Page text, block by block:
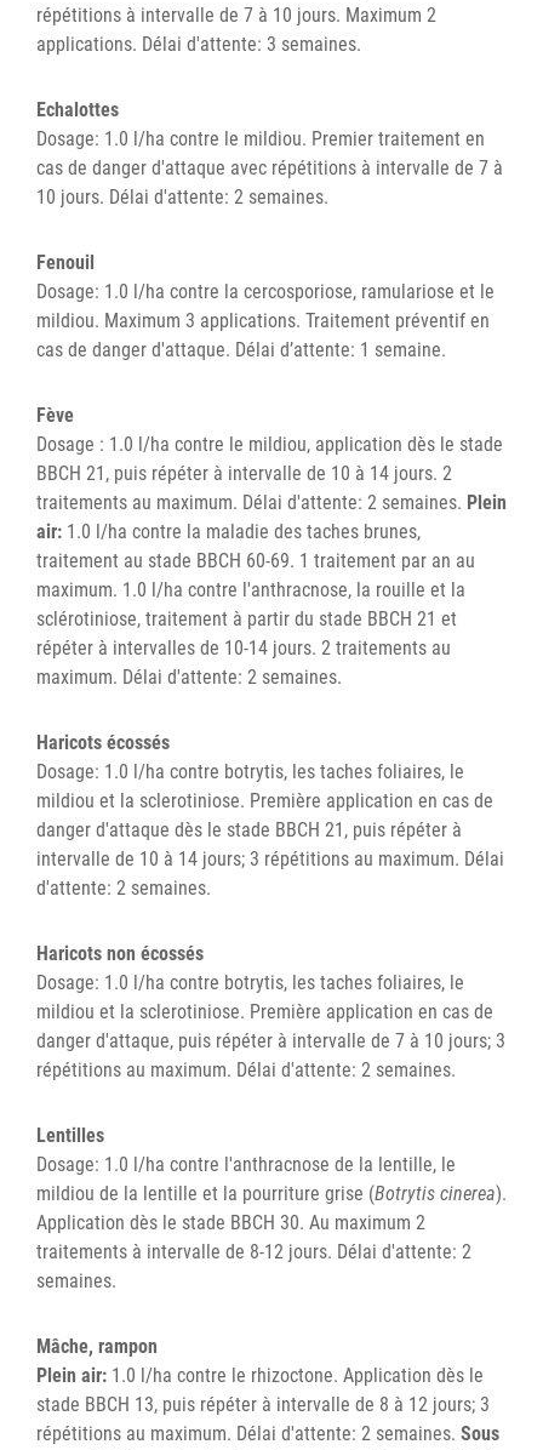
répétitions à intervalle de 7 à 10 jours. Maximum 2
applications. Délai d'attente: 3 semaines.
Echalottes
Dosage: 1.0 l/ha contre le mildiou. Premier traitement en
cas de danger d'attaque avec répétitions à intervalle de 7 à
10 jours. Délai d'attente: 2 semaines.
Fenouil
Dosage: 1.0 l/ha contre la cercosporiose, ramulariose et le
mildiou. Maximum 3 applications. Traitement préventif en
cas de danger d'attaque. Délai d’attente: 1 semaine.
Fève
Dosage : 1.0 l/ha contre le mildiou, application dès le stade
BBCH 21, puis répéter à intervalle de 10 à 14 jours. 2
traitements au maximum. Délai d'attente: 2 semaines. Plein
air: 1.0 l/ha contre la maladie des taches brunes,
traitement au stade BBCH 60-69. 1 traitement par an au
maximum. 1.0 l/ha contre l'anthracnose, la rouille et la
sclérotiniose, traitement à partir du stade BBCH 21 et
répéter à intervalles de 10-14 jours. 2 traitements au
maximum. Délai d'attente: 2 semaines.
Haricots écossés
Dosage: 1.0 l/ha contre botrytis, les taches foliaires, le
mildiou et la sclerotiniose. Première application en cas de
danger d'attaque dès le stade BBCH 21, puis répéter à
intervalle de 10 à 14 jours; 3 répétitions au maximum. Délai
d'attente: 2 semaines.
Haricots non écossés
Dosage: 1.0 l/ha contre botrytis, les taches foliaires, le
mildiou et la sclerotiniose. Première application en cas de
danger d'attaque, puis répéter à intervalle de 7 à 10 jours; 3
répétitions au maximum. Délai d'attente: 2 semaines.
Lentilles
Dosage: 1.0 l/ha contre l'anthracnose de la lentille, le
mildiou de la lentille et la pourriture grise (Botrytis cinerea).
Application dès le stade BBCH 30. Au maximum 2
traitements à intervalle de 8-12 jours. Délai d'attente: 2
semaines.
Mâche, rampon
Plein air: 1.0 l/ha contre le rhizoctone. Application dès le
stade BBCH 13, puis répéter à intervalle de 8 à 12 jours; 3
répétitions au maximum. Délai d'attente: 2 semaines. Sous